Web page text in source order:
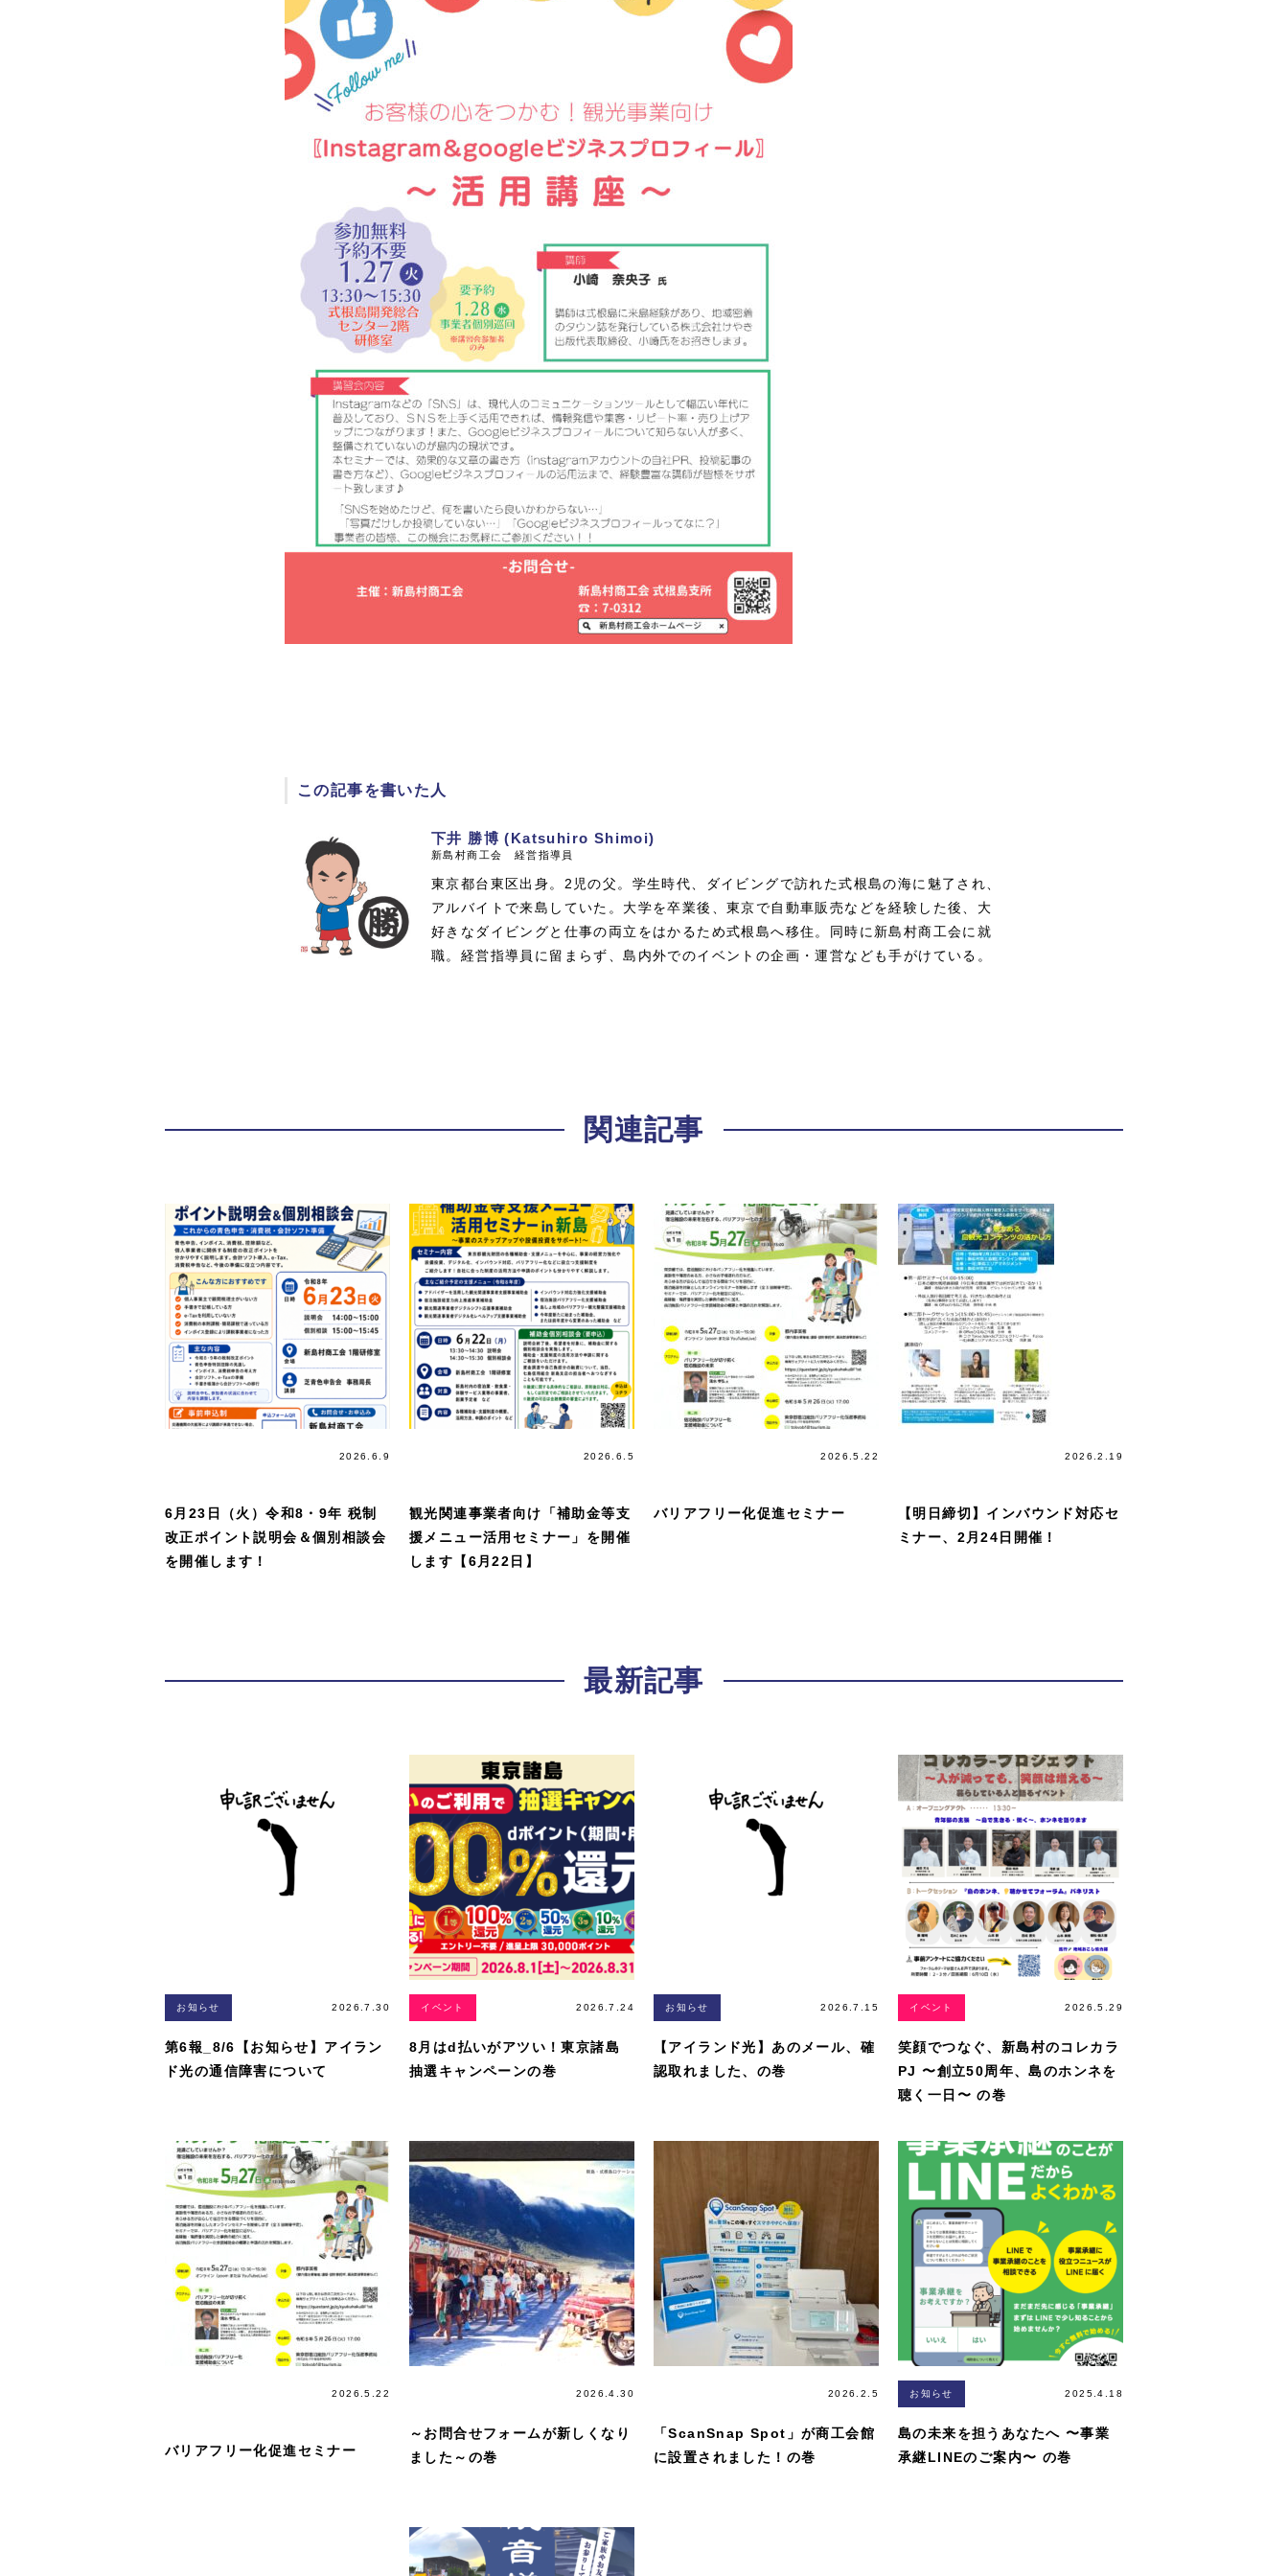
この記事を書いた人
下井 勝博 (Katsuhiro Shimoi)
新島村商工会 経営指導員
東京都台東区出身。2児の父。学生時代、ダイビングで訪れた式根島の海に魅了され、
アルバイトで来島していた。大学を卒業後、東京で自動車販売などを経験した後、大
好きなダイビングと仕事の両立をはかるため式根島へ移住。同時に新島村商工会に就
職。経営指導員に留まらず、島内外でのイベントの企画・運営なども手がけている。
関連記事
2026.6.9
6月23日（火）令和8・9年 税制
改正ポイント説明会＆個別相談会
を開催します！
2026.6.5
観光関連事業者向け「補助金等支
援メニュー活用セミナー」を開催
します【6月22日】
2026.5.22
バリアフリー化促進セミナー
2026.2.19
【明日締切】インバウンド対応セ
ミナー、2月24日開催！
最新記事
お知らせ 2026.7.30
第6報_8/6【お知らせ】アイラン
ド光の通信障害について
イベント 2026.7.24
8月はd払いがアツい！東京諸島
抽選キャンペーンの巻
お知らせ 2026.7.15
【アイランド光】あのメール、確
認取れました、の巻
イベント 2026.5.29
笑顔でつなぐ、新島村のコレカラ
PJ 〜創立50周年、島のホンネを
聴く一日〜 の巻
2026.5.22
バリアフリー化促進セミナー
2026.4.30
～お問合せフォームが新しくなり
ました～の巻
2026.2.5
「ScanSnap Spot」が商工会館
に設置されました！の巻
お知らせ 2025.4.18
島の未来を担うあなたへ 〜事業
承継LINEのご案内〜 の巻